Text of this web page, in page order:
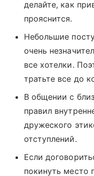
делайте, как
прояснится.
Небольшие
очень
все хотелки.
тратьте все до
В общении с
правил
дружеского
отступлений.
Если
покинуть место